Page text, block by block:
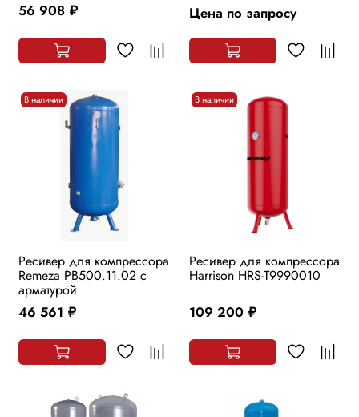
56 908 руб. Цена по запросу
В наличии
Ресивер для компрессора
Remeza РВ500.11.02 с
арматурой
46 561 руб.
В наличии
Ресивер для компрессора
Harrison HRS-T9990010
109 200 руб.